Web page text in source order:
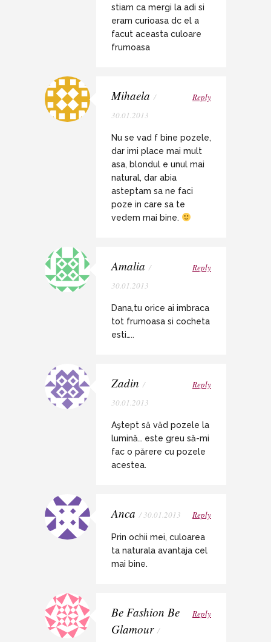
stiam ca mergi la adi si
eram curioasa dc el a
facut aceasta culoare
frumoasa
Mihaela /
30.01.2013
Reply
Nu se vad f bine pozele,
dar imi place mai mult
asa, blondul e unul mai
natural, dar abia
asteptam sa ne faci
poze in care sa te
vedem mai bine.
Amalia /
30.01.2013
Reply
Dana,tu orice ai imbraca
tot frumoasa si cocheta
esti…..
Zadin /
30.01.2013
Reply
Aştept să văd pozele la
lumină… este greu să-mi
fac o părere cu pozele
acestea.
Anca / 30.01.2013 Reply
Prin ochii mei, culoarea
ta naturala avantaja cel
mai bine.
Be Fashion Be
Glamour /
Reply